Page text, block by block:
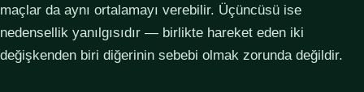
maçlar da aynı ortalamayı verebilir. Üçüncüsü ise
nedensellik yanılgısıdır — birlikte hareket eden iki
değişkenden biri diğerinin sebebi olmak zorunda değildir.